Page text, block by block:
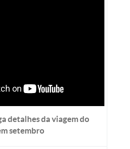
detalhes da viagem do
setembro